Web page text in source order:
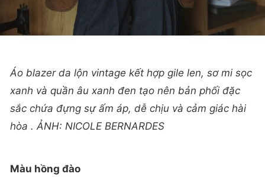
Áo blazer da lộn vintage kết hợp gile len, sơ mi sọc
xanh và quần âu xanh đen tạo nên bản phối đặc
sắc chứa đựng sự ấm áp, dễ chịu và cảm giác hài
hòa . ẢNH: NICOLE BERNARDES
Màu hồng đào